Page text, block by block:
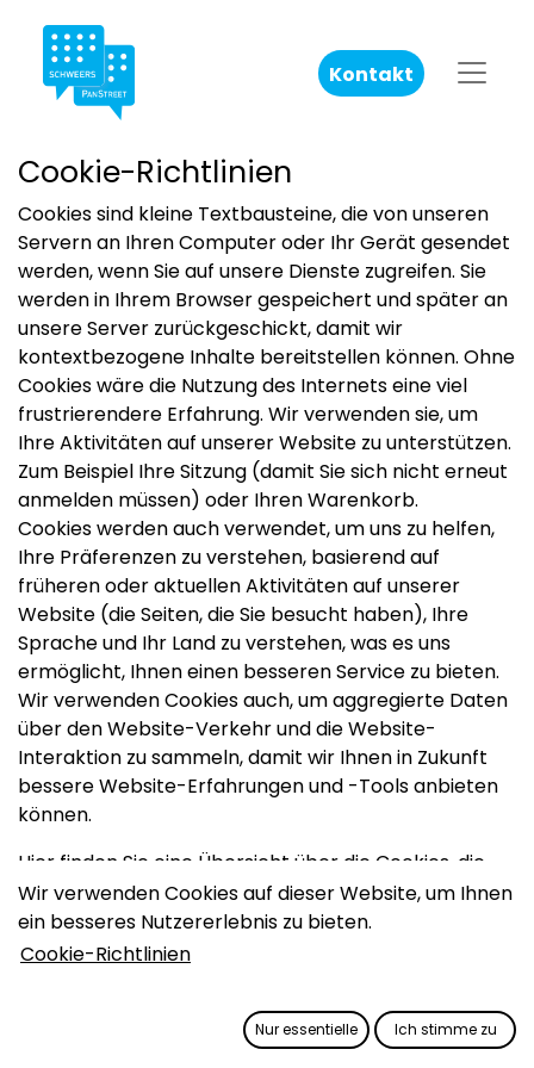
Kontakt
Cookie-Richtlinien
Cookies sind kleine Textbausteine, die von unseren
Servern an Ihren Computer oder Ihr Gerät gesendet
werden, wenn Sie auf unsere Dienste zugreifen. Sie
werden in Ihrem Browser gespeichert und später an
unsere Server zurückgeschickt, damit wir
kontextbezogene Inhalte bereitstellen können. Ohne
Cookies wäre die Nutzung des Internets eine viel
frustrierendere Erfahrung. Wir verwenden sie, um
Ihre Aktivitäten auf unserer Website zu unterstützen.
Zum Beispiel Ihre Sitzung (damit Sie sich nicht erneut
anmelden müssen) oder Ihren Warenkorb.
Cookies werden auch verwendet, um uns zu helfen,
Ihre Präferenzen zu verstehen, basierend auf
früheren oder aktuellen Aktivitäten auf unserer
Website (die Seiten, die Sie besucht haben), Ihre
Sprache und Ihr Land zu verstehen, was es uns
ermöglicht, Ihnen einen besseren Service zu bieten.
Wir verwenden Cookies auch, um aggregierte Daten
über den Website-Verkehr und die Website-
Interaktion zu sammeln, damit wir Ihnen in Zukunft
bessere Website-Erfahrungen und -Tools anbieten
können.
Hier finden Sie eine Übersicht über die Cookies, die
auf Ihrem Gerät gespeichert werden können, wenn
Sie unsere Website besuchen:
Zweck
Wir verwenden Cookies auf dieser Website, um Ihnen
ein besseres Nutzererlebnis zu bieten.
Cookie-Richtlinien
Nur essentielle Ich stimme zu